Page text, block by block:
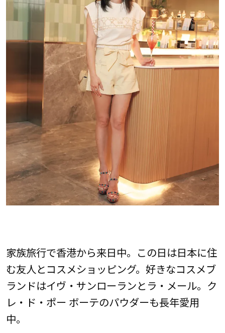
家族旅行で香港から来日中。この日は日本に住
む友人とコスメショッピング。好きなコスメブ
ランドはイヴ・サンローランとラ・メール。ク
レ・ド・ポー ボーテのパウダーも長年愛用
中。